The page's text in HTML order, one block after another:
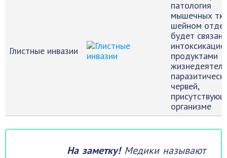
Глистные инвазии
патология
мышечных
шейном
будет
продуктами
червей,
организме
На заметку!Медики называют